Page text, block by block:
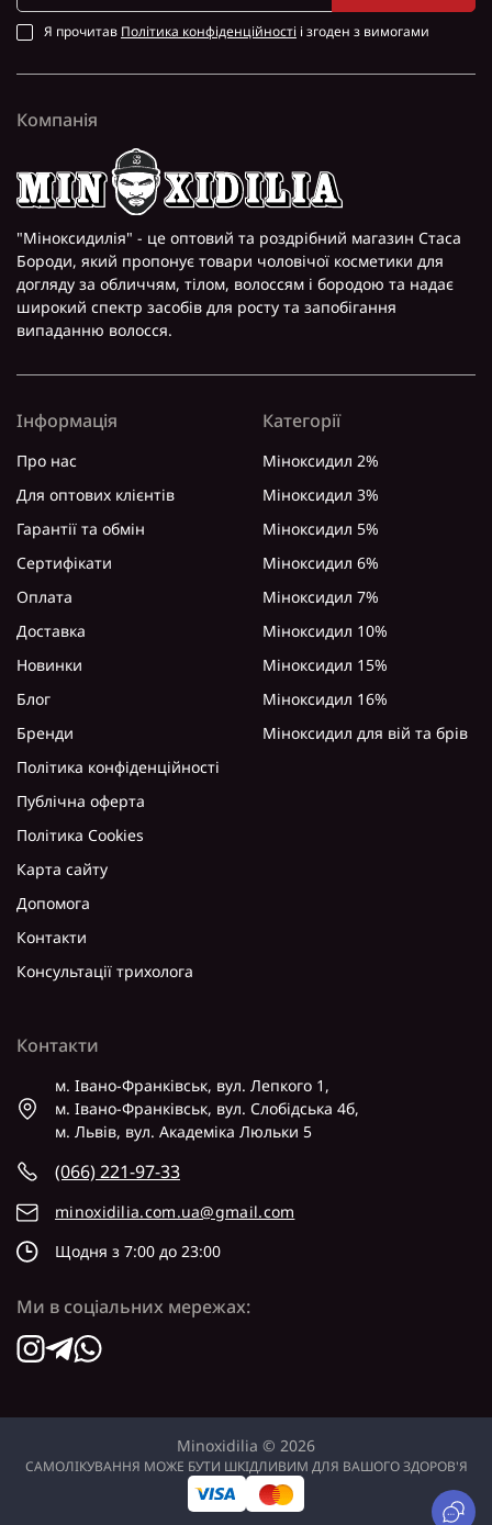
Я прочитав Політика конфіденційності і згоден з вимогами
Компанія
"Міноксидилія" - це оптовий та роздрібний магазин Стаса
Бороди, який пропонує товари чоловічої косметики для
догляду за обличчям, тілом, волоссям і бородою та надає
широкий спектр засобів для росту та запобігання
випаданню волосся.
Інформація
Про нас
Для оптових клієнтів
Гарантії та обмін
Сертифікати
Оплата
Доставка
Новинки
Блог
Бренди
Політика конфіденційності
Публічна оферта
Політика Cookies
Карта сайту
Допомога
Контакти
Консультації трихолога
Категорії
Міноксидил 2%
Міноксидил 3%
Міноксидил 5%
Міноксидил 6%
Міноксидил 7%
Міноксидил 10%
Міноксидил 15%
Міноксидил 16%
Міноксидил для вій та брів
Контакти
м. Івано-Франківськ, вул. Лепкого 1,
м. Івано-Франківськ, вул. Слобідська 4б,
м. Львів, вул. Академіка Люльки 5
(066) 221-97-33
minoxidilia.com.ua@gmail.com
Щодня з 7:00 до 23:00
Ми в соціальних мережах:
Minoxidilia © 2026
САМОЛІКУВАННЯ МОЖЕ БУТИ ШКІДЛИВИМ ДЛЯ ВАШОГО ЗДОРОВ'Я